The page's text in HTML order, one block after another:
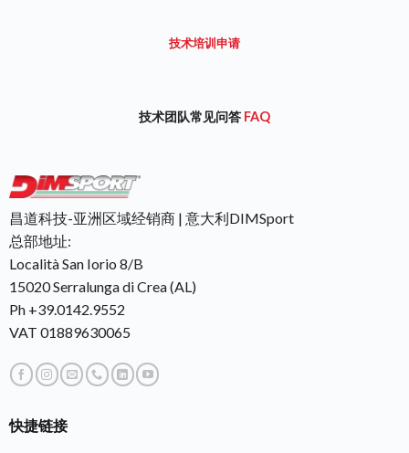
技术培训申请
技术团队常见问答 FAQ
昌道科技-亚洲区域经销商 | 意大利DIMSport
总部地址:
Località San Iorio 8/B
15020 Serralunga di Crea (AL)
Ph +39.0142.9552
VAT 01889630065
快捷链接